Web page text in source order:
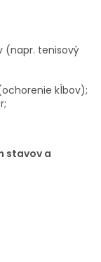
(napr. tenisový
kĺbov);
stavov a